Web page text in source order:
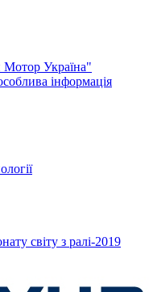
Україна"
інформація
світу з ралі-2019